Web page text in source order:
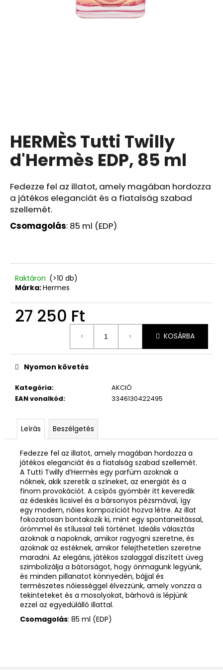
HERMÈS Tutti Twilly
d'Hermès EDP, 85 ml
Fedezze fel az illatot, amely magában hordozza
a játékos eleganciát és a fiatalság szabad
szellemét.
Csomagolás: 85 ml (EDP)
Raktáron (>10 db)
Márka:Hermes
27 250 Ft
KOSÁRBA
Kategória:
AKCIÓ
EAN vonalkód: 3346130422495
Nyomon követés
Leírás Beszélgetés
Fedezze fel az illatot, amely magában hordozza a
játékos eleganciát és a fiatalság szabad szellemét.
A Tutti Twilly d’Hermès egy parfüm azoknak a
nőknek, akik szeretik a színeket, az energiát és a
finom provokációt. A csípős gyömbér itt keveredik
az édeskés licsivel és a bársonyos pézsmával, így
egy modern, nőies kompozíciót hozva létre. Az illat
fokozatosan bontakozik ki, mint egy spontaneitással,
örömmel és stílussal teli történet. Ideális választás
azoknak a napoknak, amikor ragyogni szeretne, és
azoknak az estéknek, amikor felejthetetlen szeretne
maradni. Az elegáns, játékos szalaggal díszített üveg
szimbolizálja a bátorságot, hogy önmagunk legyünk,
és minden pillanatot könnyedén, bájjal és
természetes nőiességgel élvezzünk, amely vonzza a
tekinteteket és a mosolyokat, bárhová is lépjünk
ezzel az egyedülálló illattal.
Csomagolás: 85 ml (EDP)
COCOSOLIS
GLOW
SHIMMER
OIL
–
TESTÁPOLÓ
OLAJ,
110
ML
EXP:
Ft
Korábbi:
12
960
Ft